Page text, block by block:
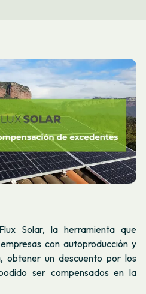
Solar, la herramienta que
con autoproducción y
obtener un descuento por los
ser compensados en la